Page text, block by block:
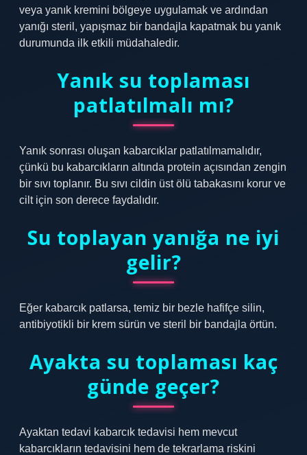
veya yanık kremini bölgeye uygulamak ve ardından
yanığı steril, yapışmaz bir bandajla kapatmak bu yanık
durumunda ilk etkili müdahaledir.
Yanık su toplaması
patlatılmalı mı?
Yanık sonrası oluşan kabarcıklar patlatılmamalıdır,
çünkü bu kabarcıkların altında protein açısından zengin
bir sıvı toplanır. Bu sıvı cildin üst ölü tabakasını korur ve
cilt için son derece faydalıdır.
Su toplayan yanığa ne iyi
gelir?
Eğer kabarcık patlarsa, temiz bir bezle hafifçe silin,
antibiyotikli bir krem ​​sürün ve steril bir bandajla örtün.
Ayakta su toplaması kaç
günde geçer?
Ayaktan tedavi kabarcık tedavisi hem mevcut
kabarcıkların tedavisini hem de tekrarlama riskini